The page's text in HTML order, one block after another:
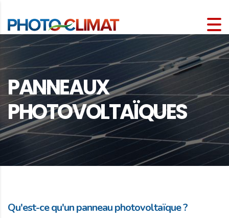
PANNEAUX
PHOTOVOLTAÏQUES
Qu'est-ce qu'un panneau photovoltaïque ?